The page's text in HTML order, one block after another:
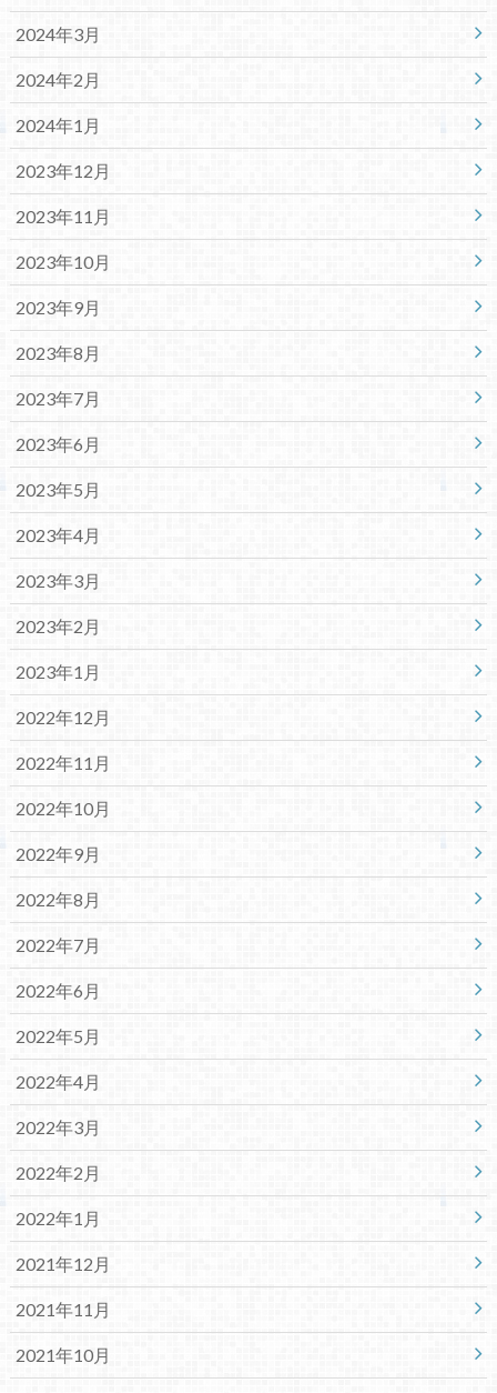
2024年3月
2024年2月
2024年1月
2023年12月
2023年11月
2023年10月
2023年9月
2023年8月
2023年7月
2023年6月
2023年5月
2023年4月
2023年3月
2023年2月
2023年1月
2022年12月
2022年11月
2022年10月
2022年9月
2022年8月
2022年7月
2022年6月
2022年5月
2022年4月
2022年3月
2022年2月
2022年1月
2021年12月
2021年11月
2021年10月